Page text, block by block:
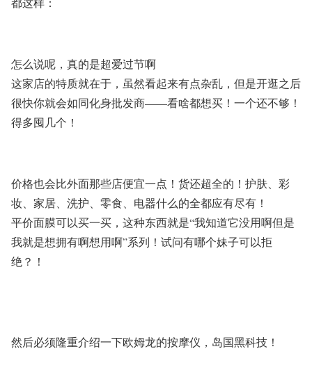
怎么说呢，真的是超爱过节啊
这家店的特质就在于，虽然看起来有点杂乱，但是开逛之后
很快你就会如同化身批发商——看啥都想买！一个还不够！
得多囤几个！
价格也会比外面那些店便宜一点！货还超全的！护肤、彩
妆、家居、洗护、零食、电器什么的全都应有尽有！
平价面膜可以买一买，这种东西就是“我知道它没用啊但是
我就是想拥有啊想用啊”系列！试问有哪个妹子可以拒
绝？！
然后必须隆重介绍一下欧姆龙的按摩仪，岛国黑科技！